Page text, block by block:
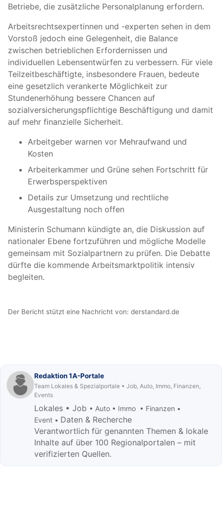
Betriebe, die zusätzliche Personalplanung erfordern.
Arbeitsrechtsexpertinnen und -experten sehen in dem
Vorstoß jedoch eine Gelegenheit, die Balance
zwischen betrieblichen Erfordernissen und
individuellen Lebensentwürfen zu verbessern. Für viele
Teilzeitbeschäftigte, insbesondere Frauen, bedeute
eine gesetzlich verankerte Möglichkeit zur
Stundenerhöhung bessere Chancen auf
sozialversicherungspflichtige Beschäftigung und damit
auf mehr finanzielle Sicherheit.
Arbeitgeber warnen vor Mehraufwand und
Kosten
Arbeiterkammer und Grüne sehen Fortschritt für
Erwerbsperspektiven
Details zur Umsetzung und rechtliche
Ausgestaltung noch offen
Ministerin Schumann kündigte an, die Diskussion auf
nationaler Ebene fortzuführen und mögliche Modelle
gemeinsam mit Sozialpartnern zu prüfen. Die Debatte
dürfte die kommende Arbeitsmarktpolitik intensiv
begleiten.
Der Bericht stützt eine Nachricht von: derstandard.de
Redaktion 1A-Portale
Team Lokales & Spezialportale • Job, Auto, Immo, Finanzen,
Events
Lokales • Job • Auto • Immo • Finanzen •
Event • Daten & Recherche
Verantwortlich für genannten Themen & lokale
Inhalte auf über 100 Regionalportalen – mit
verifizierten Quellen.